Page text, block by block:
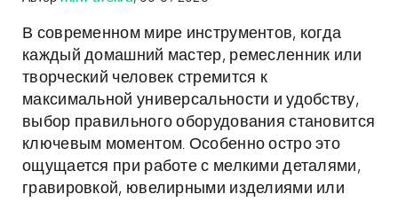
В современном мире инструментов, когда
каждый домашний мастер, ремесленник или
творческий человек стремится к
максимальной универсальности и удобству,
выбор правильного оборудования становится
ключевым моментом. Особенно остро это
ощущается при работе с мелкими деталями,
гравировкой, ювелирными изделиями или